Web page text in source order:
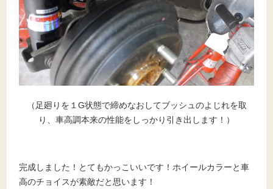
（足廻りを１G状態で締めなおしてブッシュのよじれを取
り、車高調本来の性能をしっかり引き出します！）
完成しました！とてもかっこいいです！ホイールカラーと車
高のチョイスが素敵だと思います！